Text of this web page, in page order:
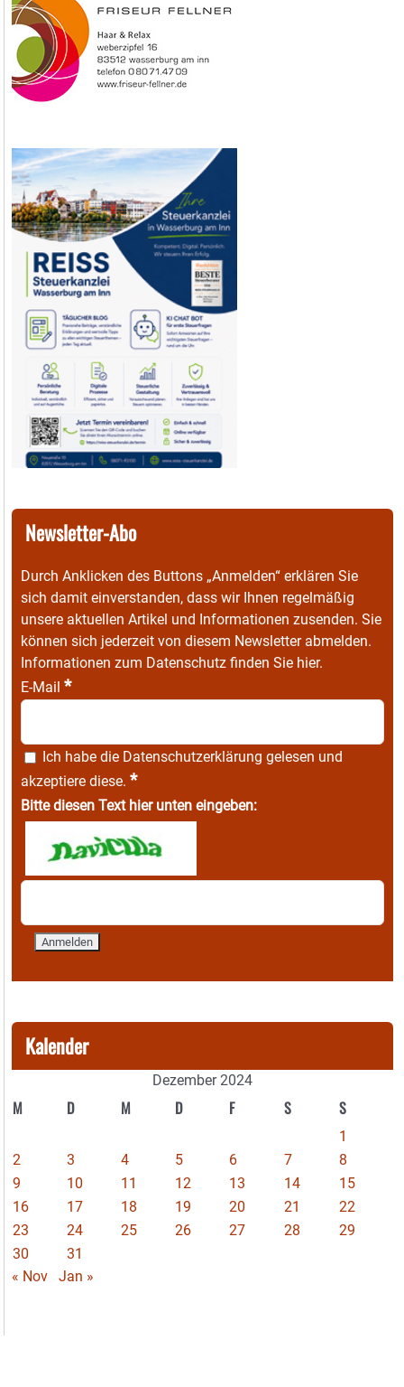
Newsletter-Abo
Durch Anklicken des Buttons „Anmelden“ erklären Sie
sich damit einverstanden, dass wir Ihnen regelmäßig
unsere aktuellen Artikel und Informationen zusenden. Sie
können sich jederzeit von diesem Newsletter abmelden.
Informationen zum Datenschutz finden Sie hier.
E-Mail *
Ich habe die Datenschutzerklärung gelesen und
akzeptiere diese. *
Bitte diesen Text hier unten eingeben:
Kalender
Dezember 2024
M D M D F S S
1
2
3 4 5 6 7
8
9
10 11 12 13 14
15
16
17 18 19 20 21
22
23
24 25 26 27 28
29
30
31
« Nov
Jan »